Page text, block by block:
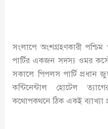
সংলাপে অংশগ্রহণকারী পশ্চিম
পার্টির একজন সদস্য ওমর
সকালে পিপলস পার্টি প্রধান
কন্টিনেন্টাল হোটেল
কথোপকথনে ঠিক একই ব্যাখ্যা